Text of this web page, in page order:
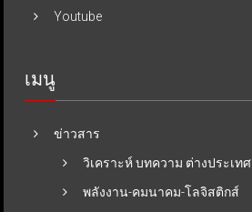
Youtube
เมนู
ข่าวสาร
วิเคราะห์ บทความ ต่างประเทศ
พลังงาน-คมนาคม-โลจิสติกส์